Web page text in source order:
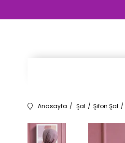
Anasayfa Şal Şifon Şal